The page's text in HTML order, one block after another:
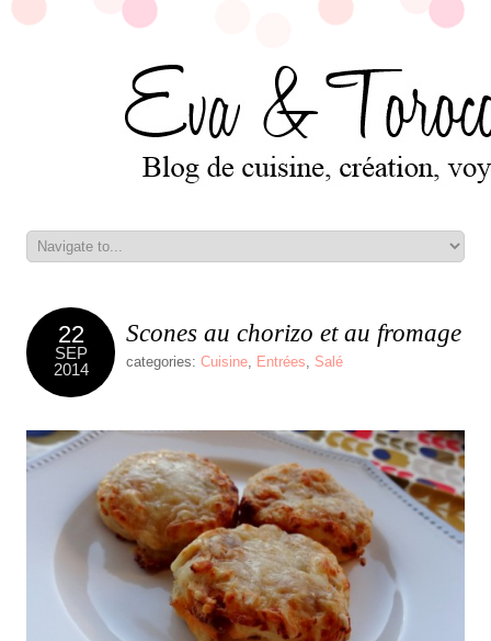
22
SEP
2014
Scones au chorizo et au fromage
categories: Cuisine, Entrées, Salé